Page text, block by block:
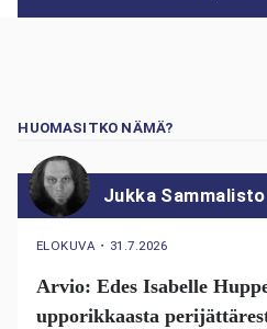
HUOMASITKO NÄMÄ?
Jukka Sammalisto
ELOKUVA ・ 31.7.2026
Arvio: Edes Isabelle
upporikkaasta